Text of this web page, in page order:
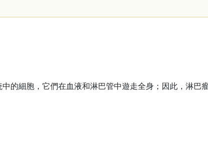
的細胞，它們在血液和淋巴管中遊走全身；因此，淋巴